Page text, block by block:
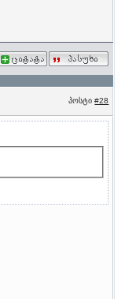
პოსტი#28